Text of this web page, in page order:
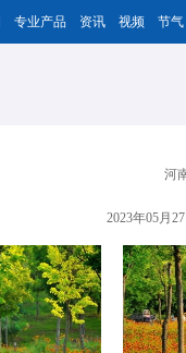
专业产品 资讯 视频 节气
河
2023年05月